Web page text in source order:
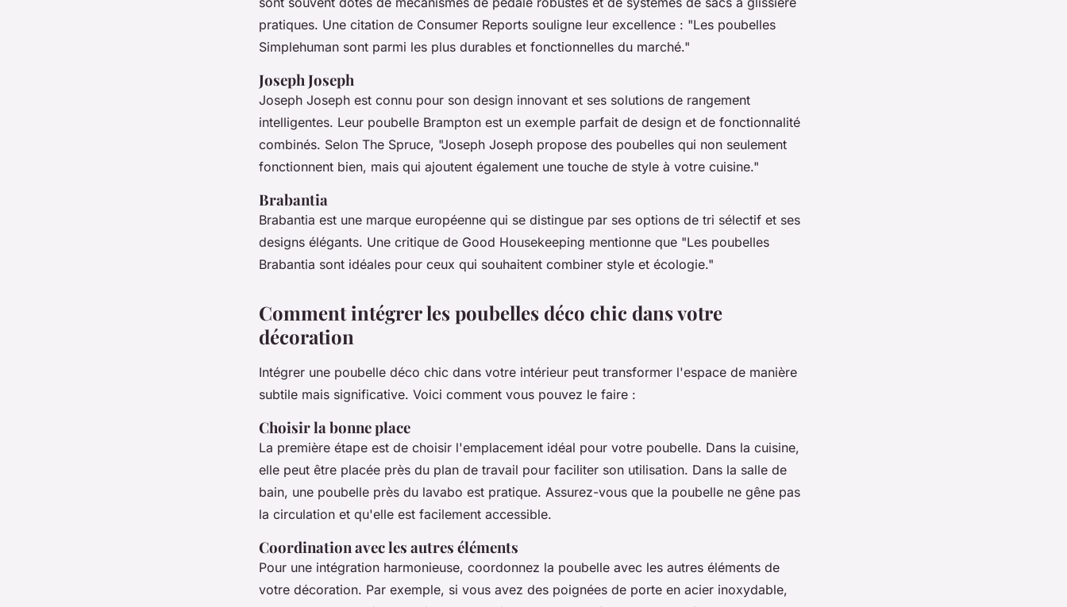
pratiques. Une citation de Consumer Reports souligne leur excellence : "Les poubelles
Simplehuman sont parmi les plus durables et fonctionnelles du marché."
Joseph Joseph
Joseph Joseph est connu pour son design innovant et ses solutions de rangement
intelligentes. Leur poubelle Brampton est un exemple parfait de design et de fonctionnalité
combinés. Selon The Spruce, "Joseph Joseph propose des poubelles qui non seulement
fonctionnent bien, mais qui ajoutent également une touche de style à votre cuisine."
Brabantia
Brabantia est une marque européenne qui se distingue par ses options de tri sélectif et ses
designs élégants. Une critique de Good Housekeeping mentionne que "Les poubelles
Brabantia sont idéales pour ceux qui souhaitent combiner style et écologie."
Comment intégrer les poubelles déco chic dans votre
décoration
Intégrer une poubelle déco chic dans votre intérieur peut transformer l'espace de manière
subtile mais significative. Voici comment vous pouvez le faire :
Choisir la bonne place
La première étape est de choisir l'emplacement idéal pour votre poubelle. Dans la cuisine,
elle peut être placée près du plan de travail pour faciliter son utilisation. Dans la salle de
bain, une poubelle près du lavabo est pratique. Assurez-vous que la poubelle ne gêne pas
la circulation et qu'elle est facilement accessible.
Coordination avec les autres éléments
Pour une intégration harmonieuse, coordonnez la poubelle avec les autres éléments de
votre décoration. Par exemple, si vous avez des poignées de porte en acier inoxydable,